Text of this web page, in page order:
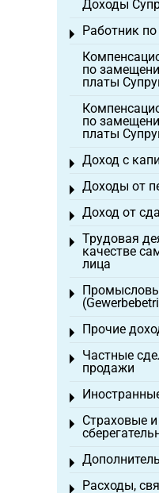
Доходы
Работник
Toggle menu
по
платы
по
платы
Доход с
Toggle menu
Доходы от
Toggle menu
Доход от
Toggle menu
Трудовая
качестве
лица
Toggle menu
Toggle menu
Прочие
Toggle menu
Частные
продажи
Toggle menu
Toggle menu
Страховые и
Toggle menu
Toggle menu
Расходы,